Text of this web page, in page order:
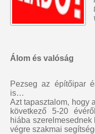
Álom és valóság
Pezseg az építőipar
is…
Azt tapasztalom, hogy
következő 5-20
hiába
végre szakmai